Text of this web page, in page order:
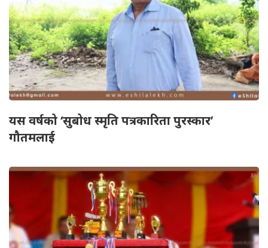
यस वर्षको ‘सुबोध स्मृति पत्रकारिता पुरस्कार’
गौतमलाई